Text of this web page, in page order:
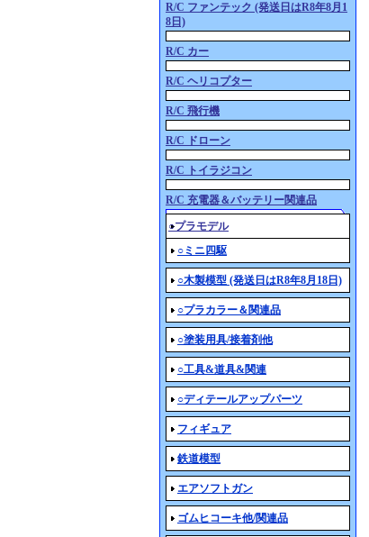
R/C ファンテック (発送日はR8年8月1
8日)
R/C カー
R/C ヘリコプター
R/C 飛行機
R/C ドローン
R/C トイラジコン
R/C 充電器＆バッテリー関連品
○プラモデル
○ミニ四駆
○木製模型 (発送日はR8年8月18日)
○プラカラー＆関連品
○塗装用具/接着剤他
○工具&道具&関連
○ディテールアップパーツ
フィギュア
鉄道模型
エアソフトガン
ゴムヒコーキ他/関連品